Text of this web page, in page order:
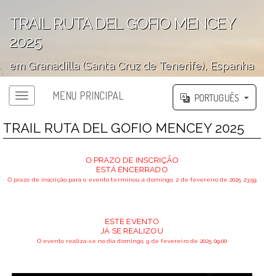
TRAIL RUTA DEL GOFIO MENCEY
2025
em Granadilla (Santa Cruz de Tenerife), Espanha
';
MENU PRINCIPAL PORTUGUÊS
TRAIL RUTA DEL GOFIO MENCEY 2025
O PRAZO DE INSCRIÇÃO
ESTÁ ENCERRADO
O prazo de inscrição para o evento terminou a domingo, 2 de fevereiro de 2025 23:59
ESTE EVENTO
JÁ SE REALIZOU
O evento realiza-se no dia domingo, 9 de fevereiro de 2025 09:00